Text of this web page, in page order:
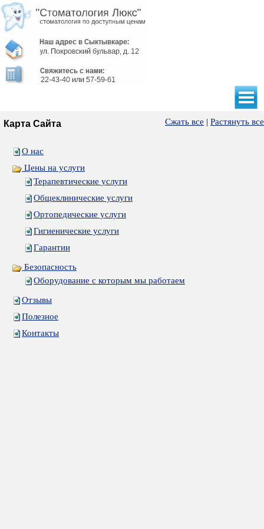
Сжать все | Растянуть все
Карта Сайта
О нас
Цены на услуги
Терапевтические услуги
Общеклинические услуги
Ортопедические услуги
Гигиенические услуги
Гарантии
Безопасность
Оборудование с которым мы работаем
Отзывы
Полезное
Контакты